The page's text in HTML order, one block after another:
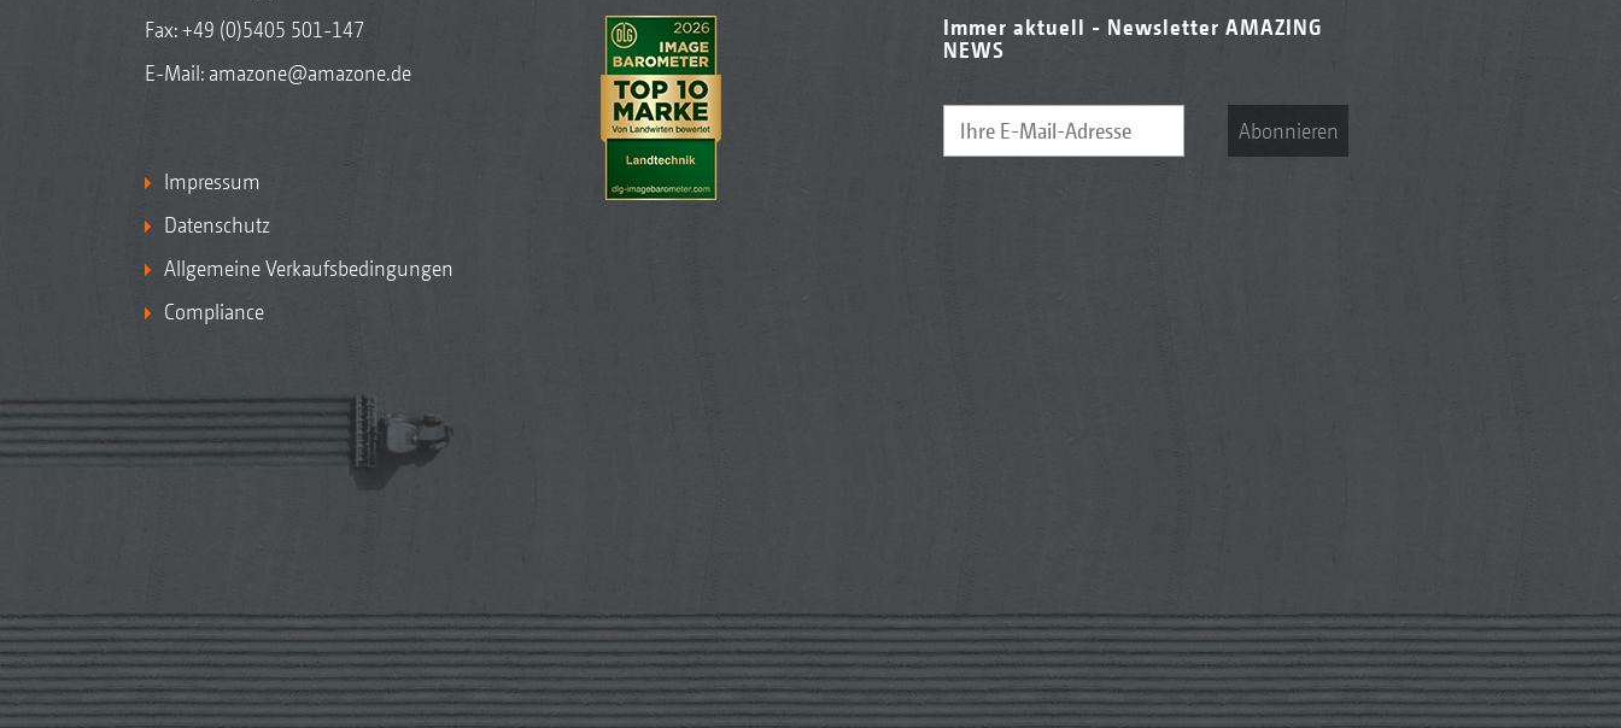
Fax: +49 (0)5405 501-147
E-Mail: amazone@amazone.de
Impressum
Datenschutz
Allgemeine Verkaufsbedingungen
Compliance
Immer aktuell - Newsletter AMAZING
NEWS
Abonnieren